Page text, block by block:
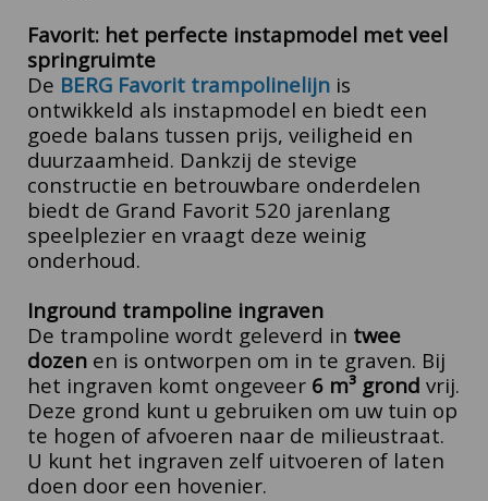
Favorit: het perfecte instapmodel met veel
springruimte
De BERG Favorit trampolinelijn is
ontwikkeld als instapmodel en biedt een
goede balans tussen prijs, veiligheid en
duurzaamheid. Dankzij de stevige
constructie en betrouwbare onderdelen
biedt de Grand Favorit 520 jarenlang
speelplezier en vraagt deze weinig
onderhoud.
Inground trampoline ingraven
De trampoline wordt geleverd in twee
dozen en is ontworpen om in te graven. Bij
het ingraven komt ongeveer 6 m³ grond vrij.
Deze grond kunt u gebruiken om uw tuin op
te hogen of afvoeren naar de milieustraat.
U kunt het ingraven zelf uitvoeren of laten
doen door een hovenier.